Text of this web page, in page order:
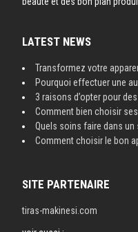
LATEST NEWS
Transformez votre
Pourquoi effectuer une
3 raisons d’opter pour
Comment bien choisir
Quels soins faire dans un
Comment choisir le bon
SITE PARTENAIRE
tiras-makinesi.com